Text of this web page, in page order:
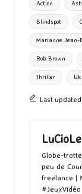
o
k
g
er
Action
Blindspot
Marianne Jean-
Rob Brown
thriller
Last
LuCioLe
Globe-
peu de
freelance |
#JeuxVidéo